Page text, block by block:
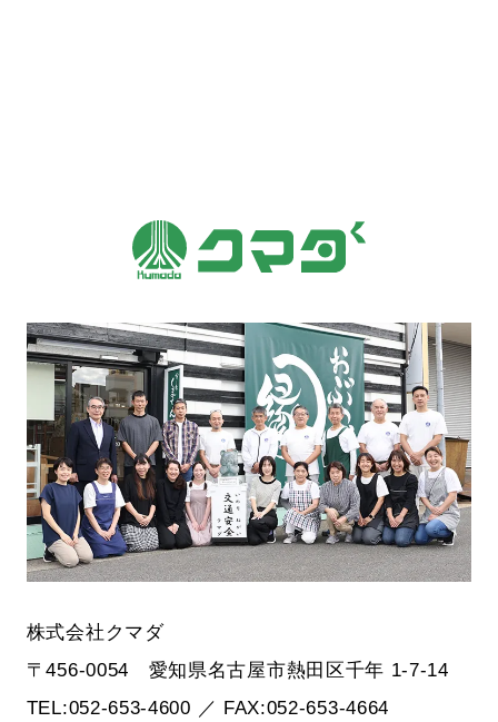
株式会社クマダ
〒456-0054 愛知県名古屋市熱田区千年 1-7-14
TEL:052-653-4600 ／ FAX:052-653-4664